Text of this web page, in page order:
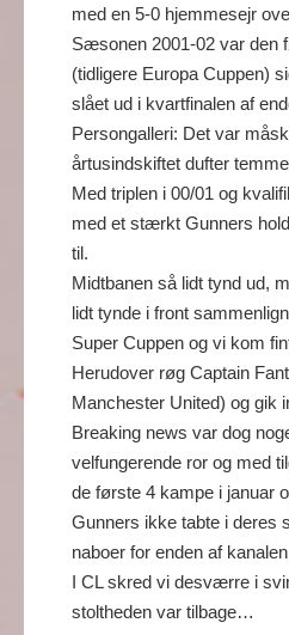
med en 5-0 hjemmesejr
Sæsonen 2001-02 var den
(tidligere Europa Cuppen)
slået ud i kvartfinalen af
Persongalleri: Det var
årtusindskiftet dufter
Med triplen i 00/01 og
med et stærkt Gunners
til.
Midtbanen så lidt tynd ud,
lidt tynde i front
Super Cuppen og vi kom
Herudover røg Captain
Manchester United) og gik
Breaking news var dog
velfungerende ror og med
de første 4 kampe i januar
Gunners ikke tabte i deres
naboer for enden af
I CL skred vi desværre i
stoltheden var tilbage…